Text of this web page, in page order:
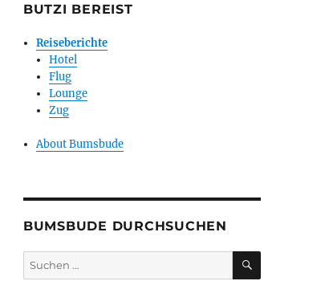
BUTZI BEREIST
Reiseberichte
Hotel
Flug
Lounge
Zug
About Bumsbude
BUMSBUDE DURCHSUCHEN
Suche
nach:
SUCHEN